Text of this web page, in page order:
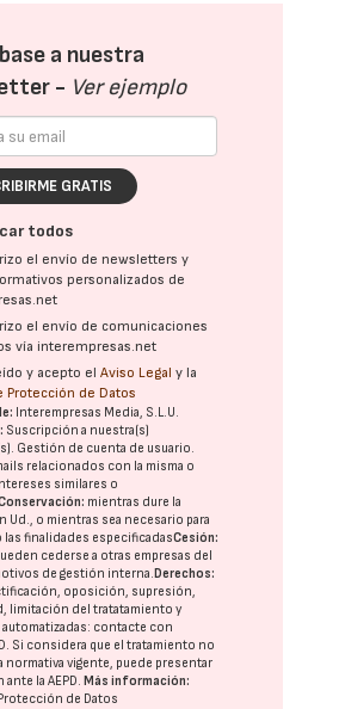
a nuestra
- Ver ejemplo
GRATIS
todos
el envío de newsletters y
personalizados de
el envío de comunicaciones
vía interempresas.net
y acepto elAviso Legal y la
Protección de Datos
Interempresas Media, S.L.U.
Suscripción a nuestra(s)
Gestión de cuenta de usuario.
relacionados con la misma o
similares o
mientras dure la
Ud., o mientras sea necesario para
las finalidades especificadasCesión:
cederse a otras empresas del
de gestión interna. Derechos:
oposición, supresión,
limitación del tratatamiento y
contacte con
. Si considera que el tratamiento no
normativa vigente, puede presentar
ante laAEPD. Más información:
de Datos